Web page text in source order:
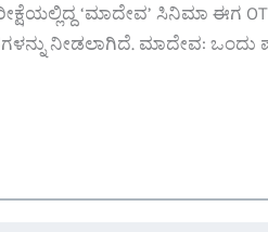
‘ಮಾದೇವ’ ಸಿನಿಮಾ ಈಗ
ನೀಡಲಾಗಿದೆ. ಮಾದೇವ: